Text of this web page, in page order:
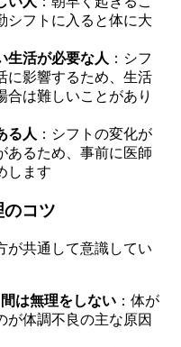
シフトに入ると体に大
生活が必要な人 ：シフ
に影響するため、生活
合は難しいことがあり
る人 ：シフトの変化が
あるため、事前に医師
します
コツ
が共通して意識してい
は無理をしない ：体が
が体調不良の主な原因